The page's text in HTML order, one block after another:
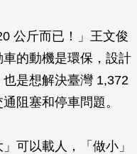
公斤而已！」王文俊
的動機是環保，設計
是想解決臺灣 1,372
阻塞和停車問題。
可以載人，「做小」